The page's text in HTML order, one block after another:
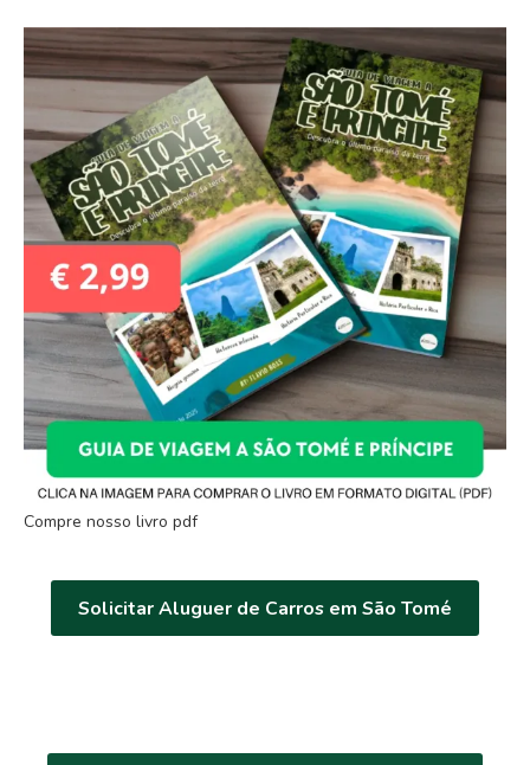
Compre nosso livro pdf
Solicitar Aluguer de Carros em São Tomé